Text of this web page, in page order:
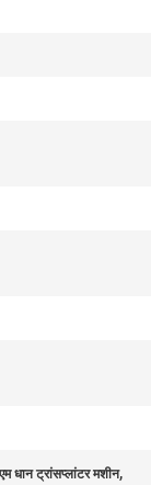
धान ट्रांसप्लांटर मशीन,